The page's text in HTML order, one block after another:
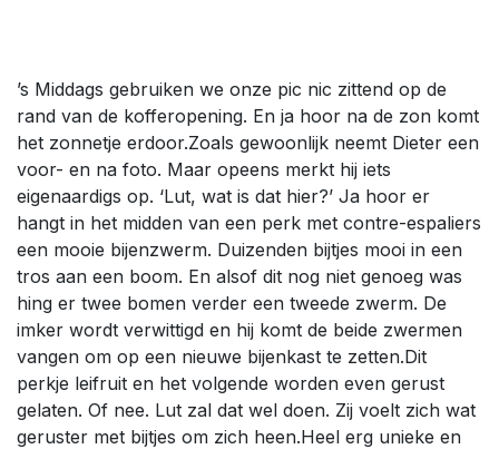
’s Middags gebruiken we onze pic nic zittend op de
rand van de kofferopening. En ja hoor na de zon komt
het zonnetje erdoor.Zoals gewoonlijk neemt Dieter een
voor- en na foto. Maar opeens merkt hij iets
eigenaardigs op. ‘Lut, wat is dat hier?’ Ja hoor er
hangt in het midden van een perk met contre-espaliers
een mooie bijenzwerm. Duizenden bijtjes mooi in een
tros aan een boom. En alsof dit nog niet genoeg was
hing er twee bomen verder een tweede zwerm. De
imker wordt verwittigd en hij komt de beide zwermen
vangen om op een nieuwe bijenkast te zetten.Dit
perkje leifruit en het volgende worden even gerust
gelaten. Of nee. Lut zal dat wel doen. Zij voelt zich wat
geruster met bijtjes om zich heen.Heel erg unieke en